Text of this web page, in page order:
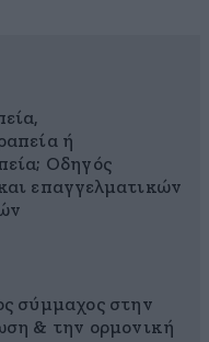
ή
Οδηγός
επαγγελματικών
σύμμαχος στην
& την ορμονική